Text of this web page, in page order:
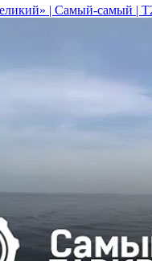
| Самый-самый |